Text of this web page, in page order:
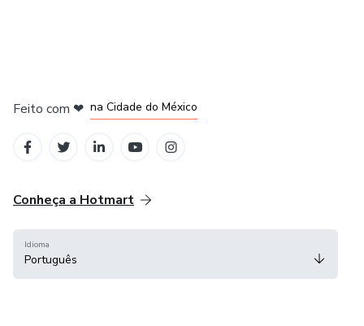
Feito com ❤ na Cidade do México
Conheça a Hotmart
Idioma
Português